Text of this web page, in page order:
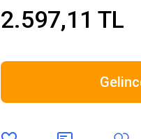
2.597,11 TL